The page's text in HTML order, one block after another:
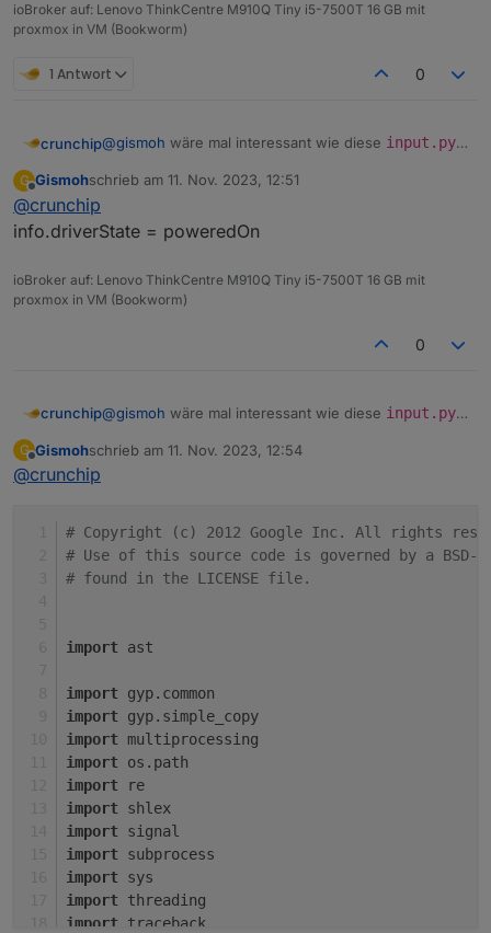
@gismohsagte in
heisst aber noch nicht das er auch funktioniert
es muss auch in den Objekten der
info.driverStatepassen
ioBroker auf: Lenovo ThinkCentre M910Q Tiny i5-7500T 16 GB mit
proxmox in VM (Bookworm)
1 Antwort 0
crunchip@gismoh wäre mal interessant wie diese input.py
oder ob es da die angemeckerte
@gismohsagte in
heisst aber noch nicht das er auch funktioniert
info.driverStatepassen
G Gismohschrieb am 11. Nov. 2023, 12:51
zuletzt editiert von
@crunchip
info.driverState = poweredOn
ioBroker auf: Lenovo ThinkCentre M910Q Tiny i5-7500T 16 GB mit
proxmox in VM (Bookworm)
0
crunchip@gismoh wäre mal interessant wie diese input.py
@gismohsagte inioBroker auf neuer Maschine
heisst aber noch nicht das er auch funktioniert
es muss auch in den Objekten der
info.driverState passen
G Gismohschrieb am 11. Nov. 2023, 12:54
zuletzt editiert von
@crunchip
# Copyright (c) 2012 Google Inc. All rights
# Use of this source code is governed by a
# found in the LICENSE file.
import ast
import gyp.common
import gyp.simple_copy
import multiprocessing
import os.path
import re
import shlex
import signal
import subprocess
import sys
import threading
import traceback